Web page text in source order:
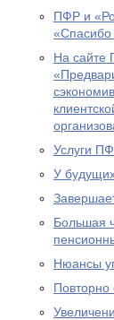
ПФР и
«Спасибо
На сайте
Услуги
У
Большая
Нюансы
Повторно